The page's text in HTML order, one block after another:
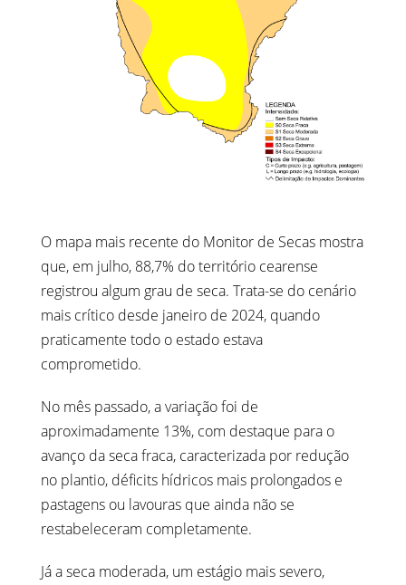
O mapa mais recente do Monitor de Secas mostra
que, em julho, 88,7% do território cearense
registrou algum grau de seca. Trata-se do cenário
mais crítico desde janeiro de 2024, quando
praticamente todo o estado estava
comprometido.
No mês passado, a variação foi de
aproximadamente 13%, com destaque para o
avanço da seca fraca, caracterizada por redução
no plantio, déficits hídricos mais prolongados e
pastagens ou lavouras que ainda não se
restabeleceram completamente.
Já a seca moderada, um estágio mais severo,